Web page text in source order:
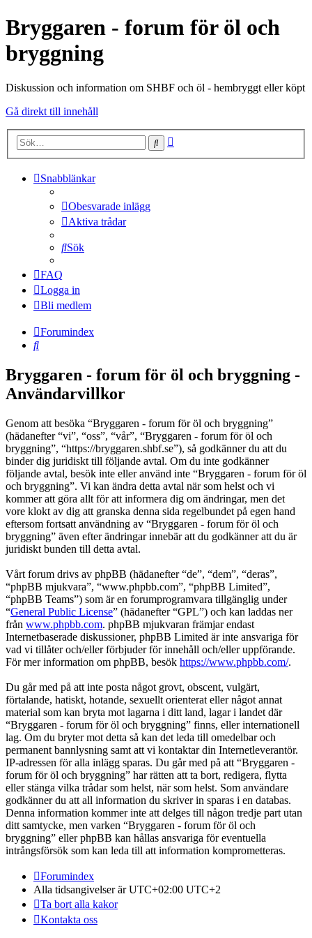
Bryggaren - forum för öl och
bryggning
Diskussion och information om SHBF och öl - hembryggt eller köpt
Gå direkt till innehåll
Sök
Snabblänkar
Obesvarade inlägg
Aktiva trådar
Sök
FAQ
Logga in
Bli medlem
Forumindex
Sök
Bryggaren - forum för öl och bryggning -
Användarvillkor
Genom att besöka “Bryggaren - forum för öl och bryggning”
(hädanefter “vi”, “oss”, “vår”, “Bryggaren - forum för öl och
bryggning”, “https://bryggaren.shbf.se”), så godkänner du att du
binder dig juridiskt till följande avtal. Om du inte godkänner
följande avtal, besök inte eller använd inte “Bryggaren - forum för öl
och bryggning”. Vi kan ändra detta avtal när som helst och vi
kommer att göra allt för att informera dig om ändringar, men det
vore klokt av dig att granska denna sida regelbundet på egen hand
eftersom fortsatt användning av “Bryggaren - forum för öl och
bryggning” även efter ändringar innebär att du godkänner att du är
juridiskt bunden till detta avtal.
Vårt forum drivs av phpBB (hädanefter “de”, “dem”, “deras”,
“phpBB mjukvara”, “www.phpbb.com”, “phpBB Limited”,
“phpBB Teams”) som är en forumprogramvara tillgänglig under
“General Public License” (hädanefter “GPL”) och kan laddas ner
från www.phpbb.com. phpBB mjukvaran främjar endast
Internetbaserade diskussioner, phpBB Limited är inte ansvariga för
vad vi tillåter och/eller förbjuder för innehåll och/eller uppförande.
För mer information om phpBB, besök https://www.phpbb.com/.
Du går med på att inte posta något grovt, obscent, vulgärt,
förtalande, hatiskt, hotande, sexuellt orienterat eller något annat
material som kan bryta mot lagarna i ditt land, lagar i landet där
“Bryggaren - forum för öl och bryggning” finns, eller internationell
lag. Om du bryter mot detta så kan det leda till omedelbar och
permanent bannlysning samt att vi kontaktar din Internetleverantör.
IP-adressen för alla inlägg sparas. Du går med på att “Bryggaren -
forum för öl och bryggning” har rätten att ta bort, redigera, flytta
eller stänga vilka trådar som helst, när som helst. Som användare
godkänner du att all information du skriver in sparas i en databas.
Denna information kommer inte att delges till någon tredje part utan
ditt samtycke, men varken “Bryggaren - forum för öl och
bryggning” eller phpBB kan hållas ansvariga för eventuella
intrångsförsök som kan leda till att information komprometteras.
Forumindex
Alla tidsangivelser är UTC+02:00 UTC+2
Ta bort alla kakor
Kontakta oss